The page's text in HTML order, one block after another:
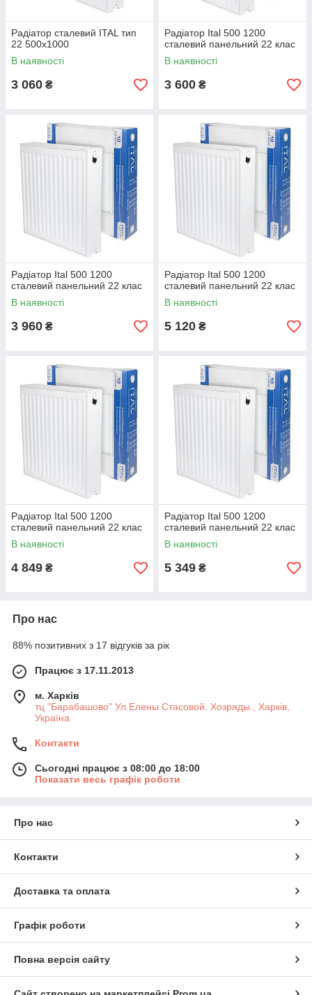
Радіатор сталевий ITAL тип
22 500x1000
В наявності
3 060 ₴
Радіатор Ital 500 1200
сталевий панельний 22 клас
В наявності
3 600 ₴
Радіатор Ital 500 1200
сталевий панельний 22 клас
В наявності
3 960 ₴
Радіатор Ital 500 1200
сталевий панельний 22 клас
В наявності
5 120 ₴
Радіатор Ital 500 1200
сталевий панельний 22 клас
В наявності
4 849 ₴
Радіатор Ital 500 1200
сталевий панельний 22 клас
В наявності
5 349 ₴
Про нас
88% позитивних з 17 відгуків за рік
Працює з 17.11.2013
м. Харків
тц "Барабашово" Ул.Елены Стасовой. Хозряды., Харків,
Україна
Контакти
Сьогодні працює з 08:00 до 18:00
Показати весь графік роботи
Про нас
Контакти
Доставка та оплата
Графік роботи
Повна версія сайту